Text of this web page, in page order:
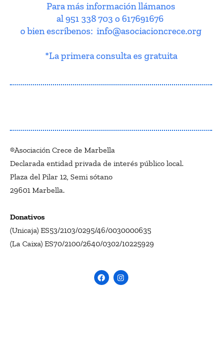
Para más información llámanos
al 951 338 703 o 617691676
o bien escríbenos: info@asociacioncrece.org
*La primera consulta es gratuita
®Asociación Crece de Marbella
Declarada entidad privada de interés público local.
Plaza del Pilar 12, Semi sótano
29601 Marbella.
Donativos
(Unicaja) ES53/2103/0295/46/0030000635
(La Caixa) ES70/2100/2640/0302/10225929